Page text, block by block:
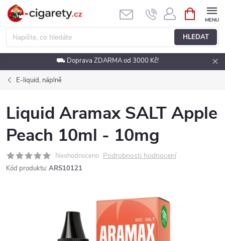
Přejít
obsah
HLEDAT
NÁKUPNÍ
KOŠÍK
⛟ Doprava ZDARMA od 3000 Kč!
E-liquid, náplně
Liquid Aramax SALT Apple
Peach 10ml - 10mg
Neohodnoceno Podrobnosti hodnocení
Kód produktu: ARS10121